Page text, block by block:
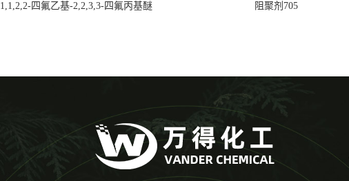
1,1,2,2-四氟乙基-2,2,3,3-四氟丙基醚 阻聚剂705